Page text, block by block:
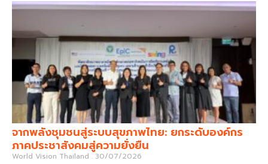
จากพลังชุมชนสู่ระบบสุขภาพไทย: ยกระดับองค์กร
ภาคประชาสังคมสู่ความยั่งยืน
World Vision Thailand 30/07/2026